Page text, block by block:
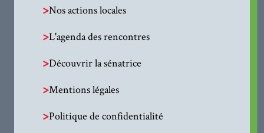
>Nos actions locales
>L'agenda des rencontres
>Découvrir la sénatrice
>Mentions légales
>Politique de confidentialité